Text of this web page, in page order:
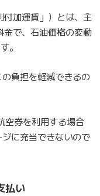
加運賃」）とは、主
金で、石油価格の変動
。
負担を軽減できるの
空券を利用する場合
に充当できないので
払い